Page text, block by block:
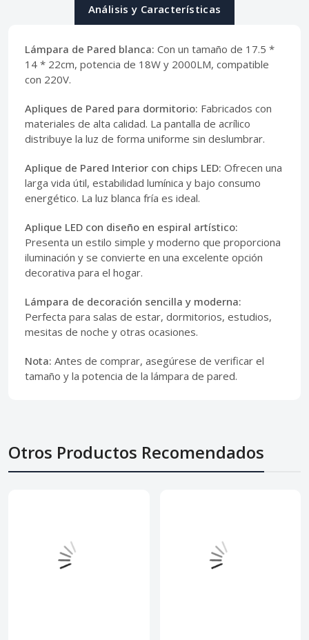
Análisis y Características
Lámpara de Pared blanca: Con un tamaño de 17.5 *
14 * 22cm, potencia de 18W y 2000LM, compatible
con 220V.
Apliques de Pared para dormitorio: Fabricados con
materiales de alta calidad. La pantalla de acrílico
distribuye la luz de forma uniforme sin deslumbrar.
Aplique de Pared Interior con chips LED: Ofrecen una
larga vida útil, estabilidad lumínica y bajo consumo
energético. La luz blanca fría es ideal.
Aplique LED con diseño en espiral artístico:
Presenta un estilo simple y moderno que proporciona
iluminación y se convierte en una excelente opción
decorativa para el hogar.
Lámpara de decoración sencilla y moderna:
Perfecta para salas de estar, dormitorios, estudios,
mesitas de noche y otras ocasiones.
Nota: Antes de comprar, asegúrese de verificar el
tamaño y la potencia de la lámpara de pared.
Otros Productos Recomendados